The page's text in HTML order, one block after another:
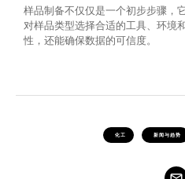
样品制备不仅仅是一个初步步骤，
对样品类型选择合适的工具、环境
性，还能确保数据的可信度。
化工 新闻与趋势